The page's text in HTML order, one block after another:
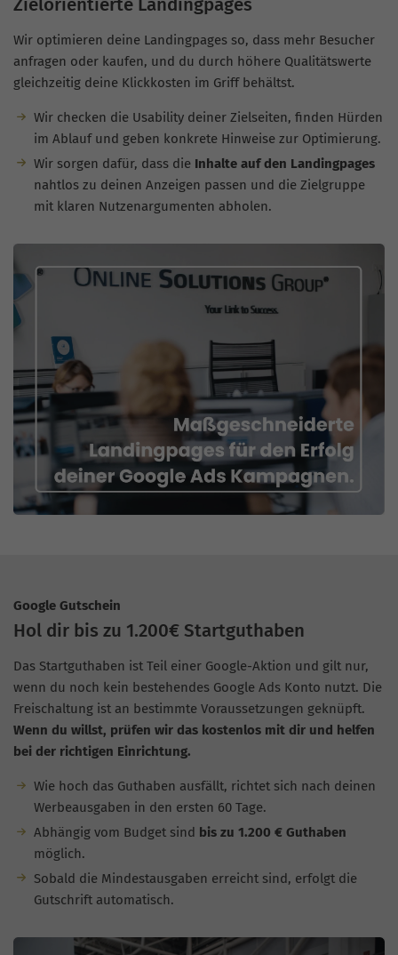
Zielorientierte Landingpages
Wir optimieren deine Landingpages so, dass mehr Besucher
anfragen oder kaufen, und du durch höhere Qualitätswerte
gleichzeitig deine Klickkosten im Griff behältst.
Wir checken die Usability deiner Zielseiten, finden Hürden
im Ablauf und geben konkrete Hinweise zur Optimierung.
Wir sorgen dafür, dass die Inhalte auf den Landingpages
nahtlos zu deinen Anzeigen passen und die Zielgruppe
mit klaren Nutzenargumenten abholen.
Google Gutschein
Hol dir bis zu 1.200€ Startguthaben
Das Startguthaben ist Teil einer Google-Aktion und gilt nur,
wenn du noch kein bestehendes Google Ads Konto nutzt. Die
Freischaltung ist an bestimmte Voraussetzungen geknüpft.
Wenn du willst, prüfen wir das kostenlos mit dir und helfen
bei der richtigen Einrichtung.
Wie hoch das Guthaben ausfällt, richtet sich nach deinen
Werbeausgaben in den ersten 60 Tage.
Abhängig vom Budget sind bis zu 1.200 € Guthaben
möglich.
Sobald die Mindestausgaben erreicht sind, erfolgt die
Gutschrift automatisch.